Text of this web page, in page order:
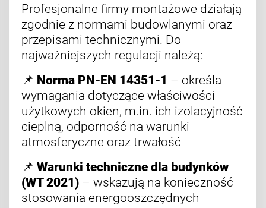
Profesjonalne firmy montażowe działają
zgodnie z normami budowlanymi oraz
przepisami technicznymi. Do
najważniejszych regulacji należą:
📌 Norma PN-EN 14351-1 – określa
wymagania dotyczące właściwości
użytkowych okien, m.in. ich izolacyjność
cieplną, odporność na warunki
atmosferyczne oraz trwałość
📌 Warunki techniczne dla budynków
(WT 2021) – wskazują na konieczność
stosowania energooszczędnych